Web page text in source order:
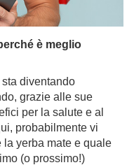
è meglio
diventando
grazie alle sue
per la salute e al
probabilmente vi
yerba mate e quale
(o prossimo!)